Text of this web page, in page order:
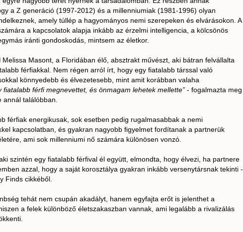
a Z generáció (1997-2012) és a millenniumiak (1981-1996) olyan
amely túllép a hagyományos nemi szerepeken és elvárásokon. A
a kapcsolatok alapja inkább az érzelmi intelligencia, a kölcsönös
iránti gondoskodás, mintsem az életkor.
Melissa Masont, a Floridában élő, absztrakt művészt, aki bátran felvállalta
férfiakkal. Nem régen arról írt, hogy egy fiatalabb társsal való
könnyedebb és élvezetesebb, mint amit korábban valaha
fiatalabb férfi megnevettet, és önmagam lehetek mellette” - fogalmazta meg
találóbban.
férfiak energikusak, sok esetben pedig rugalmasabbak a nemi
kapcsolatban, és gyakran nagyobb figyelmet fordítanak a partnerük
ami sok millenniumi nő számára különösen vonzó.
szintén egy fiatalabb férfival él együtt, elmondta, hogy élvezi, ha partnere
azzal, hogy a saját korosztálya gyakran inkább versenytársnak tekinti -
Finds cikkéből.
tehát nem csupán akadályt, hanem egyfajta erőt is jelenthet a
a felek különböző életszakaszban vannak, ami legalább a rivalizálás